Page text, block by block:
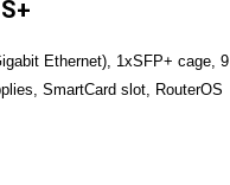
Ethernet), 1xSFP+ cage, 9
SmartCard slot, RouterOS